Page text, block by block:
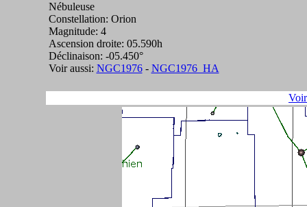
Nébuleuse
Constellation: Orion
Magnitude: 4
Ascension droite: 05.590h
Déclinaison: -05.450°
Voir aussi: NGC1976- NGC1976_HA